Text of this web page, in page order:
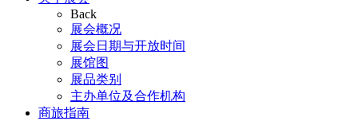
Back
展会概况
展会日期与开放时间
展馆图
展品类别
主办单位及合作机构
商旅指南